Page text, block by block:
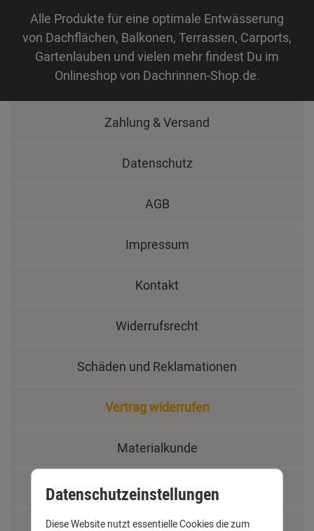
Alle Produkte für eine optimale Entwässerung
von Dachflächen, Balkonen, Terrassen, Carports,
Gartenlauben und vielen mehr findest Du im
Onlineshop von Dachrinnen-Shop.de.
Zahlung & Versand
Datenschutz
AGB
Impressum
Kontakt
Widerrufsrecht
Schäden und Reklamationen
Vertrag widerrufen
Materialkunde
Fachbegriffe
Datenschutzeinstellungen
Diese Website nutzt essentielle Cookies die zum